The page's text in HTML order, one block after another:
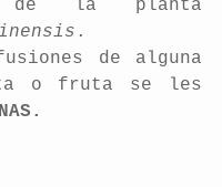
.
de alguna
o fruta se les